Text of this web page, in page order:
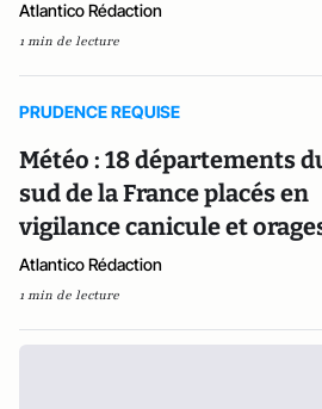
Atlantico Rédaction
1 min de lecture
PRUDENCE REQUISE
Météo : 18 départements
sud de la France placés en
vigilance canicule et
Atlantico Rédaction
1 min de lecture